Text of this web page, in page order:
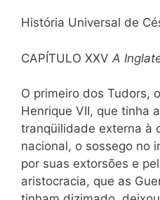
História Universal de
CAPÍTULO XXV A
O primeiro dos Tudors,
Henrique VII, que tinha
tranqüilidade externa à
nacional, o sossego no
por suas extorsões e
aristocracia, que as